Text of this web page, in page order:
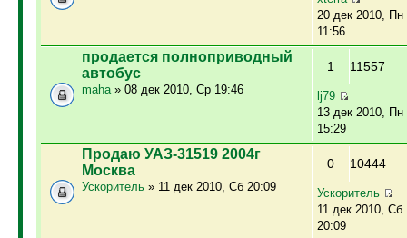
20 дек 2010, Пн
11:56
продается полноприводный
автобус
maha» 08 дек 2010, Ср 19:46
1 11557
lj79
13 дек 2010, Пн
15:29
Продаю УАЗ-31519 2004г
Москва
Ускоритель» 11 дек 2010, Сб 20:09
0 10444
Ускоритель
11 дек 2010, Сб
20:09